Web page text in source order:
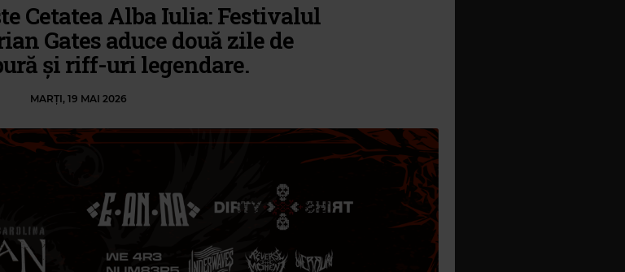
Cetatea Alba Iulia: Festivalul
Gates aduce două zile de
și riff-uri legendare.
MARȚI, 19 MAI 2026